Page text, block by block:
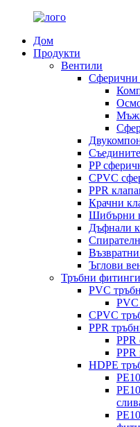
Дом
Продукти
Вентили
Сферични
PP
CPVC
PPR
Крачни
Шибърни
Дъфнали
Ъглови
Тръбни фитинги
PVC
PVC
CPVC
PPR
PPR
HDPE